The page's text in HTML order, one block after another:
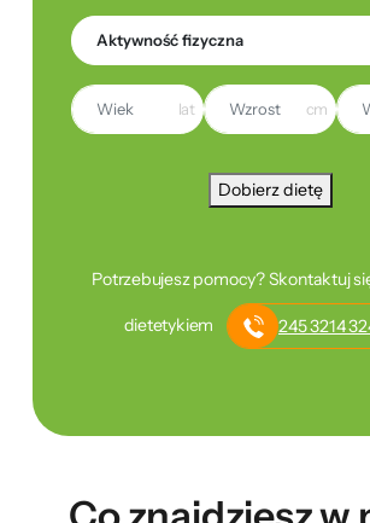
lat cm
Dobierz dietę
Potrzebujesz pomocy? Skontaktuj
dietetykiem 245 3214